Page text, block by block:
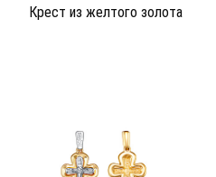
Крест из желтого золота